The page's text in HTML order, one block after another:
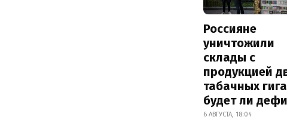
Россияне
уничтожили
склады с
продукцией
табачных
будет ли
6 АВГУСТА, 18:04